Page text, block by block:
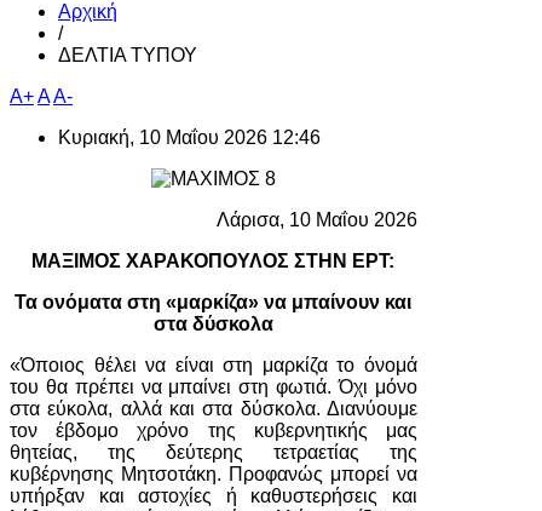
Αρχική
/
ΔΕΛΤΙΑ ΤΥΠΟΥ
A+AA-
Κυριακή, 10 Μαΐου 2026 12:46
Λάρισα, 10 Μαΐου 2026
ΜΑΞΙΜΟΣ ΧΑΡΑΚΟΠΟΥΛΟΣ ΣΤΗΝ ΕΡΤ:
Τα ονόματα στη «μαρκίζα» να μπαίνουν και
στα δύσκολα
«Όποιος θέλει να είναι στη μαρκίζα το όνομά
του θα πρέπει να μπαίνει στη φωτιά. Όχι μόνο
στα εύκολα, αλλά και στα δύσκολα. Διανύουμε
τον έβδομο χρόνο της κυβερνητικής μας
θητείας, της δεύτερης τετραετίας της
κυβέρνησης Μητσοτάκη. Προφανώς μπορεί να
υπήρξαν και αστοχίες ή καθυστερήσεις και